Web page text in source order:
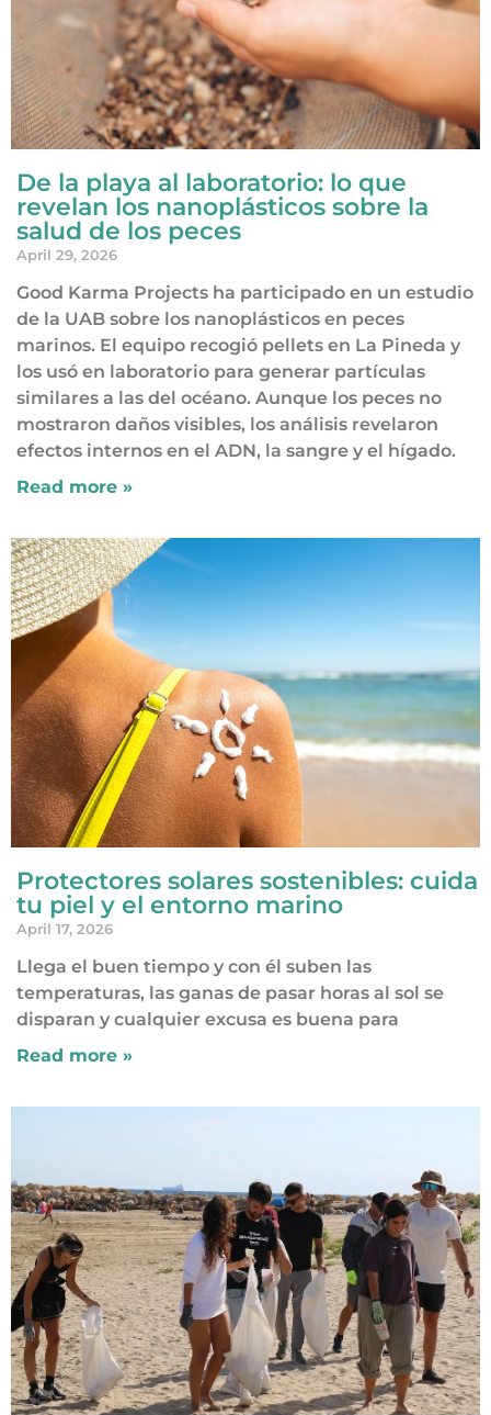
De la playa al laboratorio: lo que
revelan los nanoplásticos sobre la
salud de los peces
April 29, 2026
Good Karma Projects ha participado en un estudio
de la UAB sobre los nanoplásticos en peces
marinos. El equipo recogió pellets en La Pineda y
los usó en laboratorio para generar partículas
similares a las del océano. Aunque los peces no
mostraron daños visibles, los análisis revelaron
efectos internos en el ADN, la sangre y el hígado.
Read more »
Protectores solares sostenibles: cuida
tu piel y el entorno marino
April 17, 2026
Llega el buen tiempo y con él suben las
temperaturas, las ganas de pasar horas al sol se
disparan y cualquier excusa es buena para
Read more »